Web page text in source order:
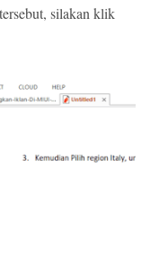
silakan klik